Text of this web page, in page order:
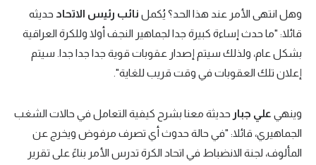
وهل انتهى الأمر عند هذا الحد؟ يُكمل نائب رئيس الاتحاد حديثه
قائلا: "ما حدث إساءة كبيرة جدا لجماهير النجف أولا وللكرة العراقية
بشكل عام، ولذلك سيتم إصدار عقوبات قوية جدا جدا جدا. سيتم
إعلان تلك العقوبات في وقت قريب للغاية".
وينهي علي جبار حديثة معنا بشرح كيفية التعامل في حالات الشغب
الجماهيري، قائلا: "في حالة حدوث أي تصرف مرفوض ويخرج عن
المألوف، لجنة الانضباط في اتحاد الكرة تدرس الأمر بناءً على تقرير